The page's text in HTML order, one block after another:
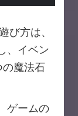
び方は、
、イベン
の魔法石
ゲームの